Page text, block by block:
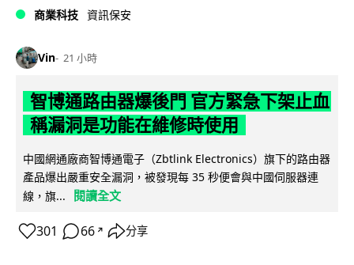
商業科技 資訊保安
Vin 21 小時
智博通路由器爆後門 官方緊急下架止血
稱漏洞是功能在維修時使用
中國網通廠商智博通電子（Zbtlink Electronics）旗下的路由器
產品爆出嚴重安全漏洞，被發現每 35 秒便會與中國伺服器連
線，旗...
閱讀全文
301 66 ↗ 分享